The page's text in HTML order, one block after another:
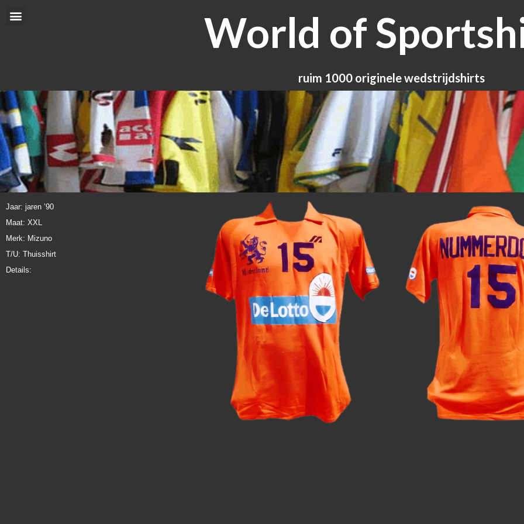
naarMenu World of
ruim 1000 originele wedstrijdshirts
Jaar: jaren ’90
Maat: XXL
Merk: Mizuno
T/U: Thuisshirt
Details: